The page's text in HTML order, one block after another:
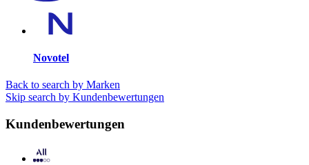
Novotel
Back to search by Marken
Skip search by Kundenbewertungen
Kundenbewertungen